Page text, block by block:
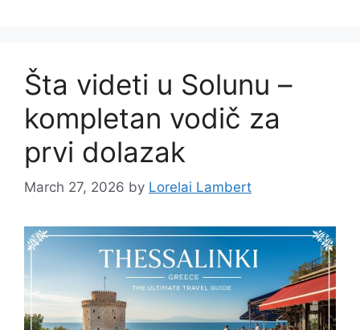
Šta videti u Solunu –
kompletan vodič za
prvi dolazak
March 27, 2026 by Lorelai Lambert